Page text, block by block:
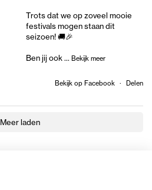
Trots dat we op zoveel mooie
festivals mogen staan dit
seizoen! 🚚🎉
Ben jij ook... Bekijk meer
Bekijk op Facebook · Delen
Meer laden